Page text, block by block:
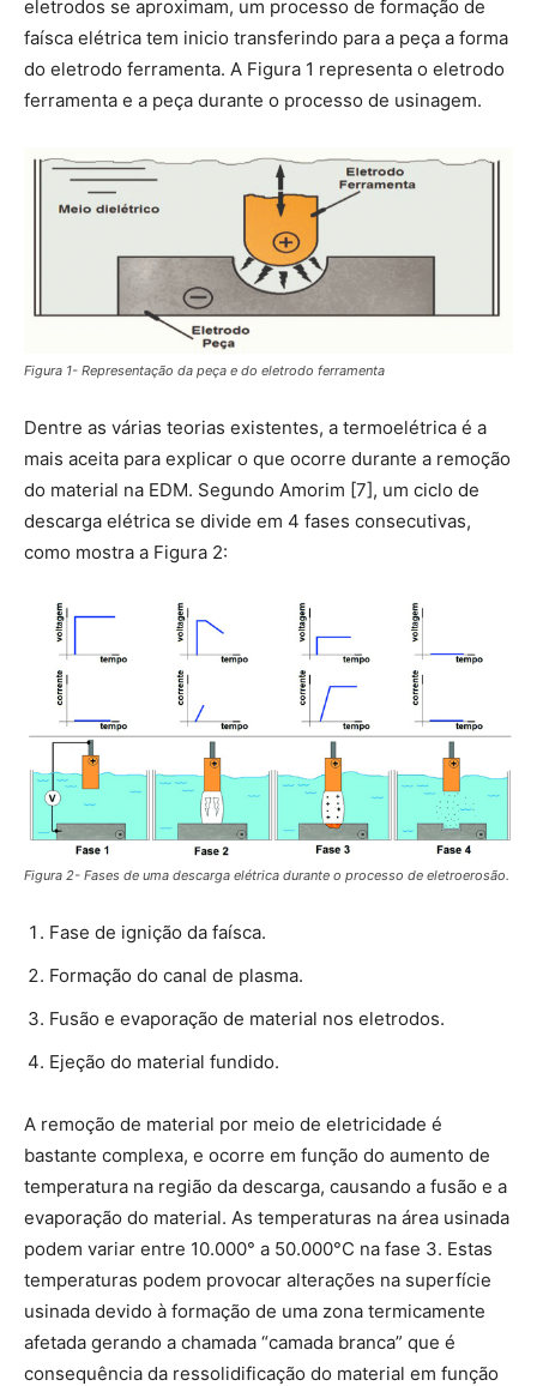
eletrodos se aproximam, um processo de formação de
faísca elétrica tem inicio transferindo para a peça a forma
do eletrodo ferramenta. A Figura 1 representa o eletrodo
ferramenta e a peça durante o processo de usinagem.
Figura 1- Representação da peça e do eletrodo ferramenta
Dentre as várias teorias existentes, a termoelétrica é a
mais aceita para explicar o que ocorre durante a remoção
do material na EDM. Segundo Amorim [7], um ciclo de
descarga elétrica se divide em 4 fases consecutivas,
como mostra a Figura 2:
Figura 2- Fases de uma descarga elétrica durante o processo de eletroerosão.
Fase de ignição da faísca.
Formação do canal de plasma.
Fusão e evaporação de material nos eletrodos.
Ejeção do material fundido.
A remoção de material por meio de eletricidade é
bastante complexa, e ocorre em função do aumento de
temperatura na região da descarga, causando a fusão e a
evaporação do material. As temperaturas na área usinada
podem variar entre 10.000° a 50.000°C na fase 3. Estas
temperaturas podem provocar alterações na superfície
usinada devido à formação de uma zona termicamente
afetada gerando a chamada “camada branca” que é
consequência da ressolidificação do material em função